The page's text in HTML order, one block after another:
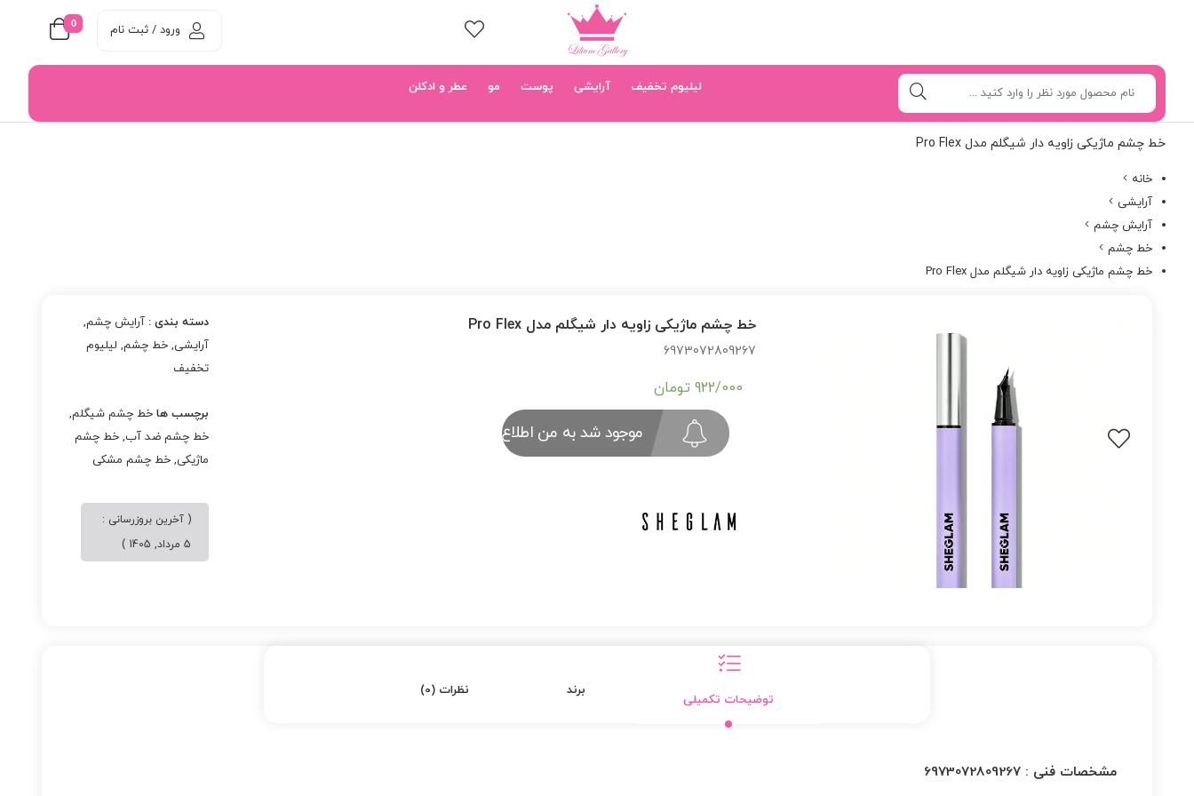
0 ورود / ثبت نام
لیلیوم تخفیف آرایشی پوست مو عطر و ادکلن
خط چشم ماژیکی زاویه دار شیگلم مدل Pro Flex
خانه
آرایشی
آرایش چشم
خط چشم
خط چشم ماژیکی زاویه دار شیگلم مدل Pro Flex
خط چشم ماژیکی زاویه دار شیگلم مدل Pro Flex
6973072809267
922/000 تومان
موجود شد به من اطلاع بده
دسته بندی :آرایش چشم,
آرایشی,خط چشم, لیلیوم
تخفیف
برچسب هاخط چشم شیگلم,
خط چشم ضد آب,خط چشم
ماژیکی,خط چشم مشکی
( آخرین بروزرسانی :
5 مرداد, 1405 )
توضیحات تکمیلی
برند نظرات (0)
مشخصات فنی : 6973072809267